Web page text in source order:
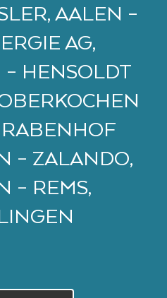
AALEN –
AG,
HENSOLDT
– ZALANDO,
REMS, W